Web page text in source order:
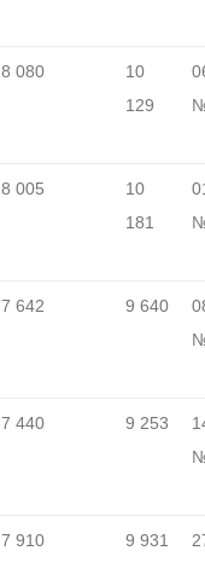
8 080
10
129
8 005
10
181
7 642 9 640
7 440 9 253
7 910 9 931